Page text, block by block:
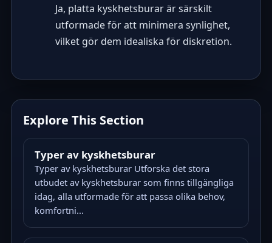
Ja, platta kyskhetsburar är särskilt
utformade för att minimera synlighet,
vilket gör dem idealiska för diskretion.
Explore This Section
Typer av kyskhetsburar
Typer av kyskhetsburar Utforska det stora
utbudet av kyskhetsburar som finns tillgängliga
idag, alla utformade för att passa olika behov,
komfortni...